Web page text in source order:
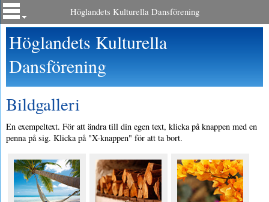
Höglandets Kulturella
Dansförening
Höglandets Kulturella Dansförening
Bildgalleri
En exempeltext. För att ändra till din egen text, klicka på knappen med en
penna på sig. Klicka på "X-knappen" för att ta bort.